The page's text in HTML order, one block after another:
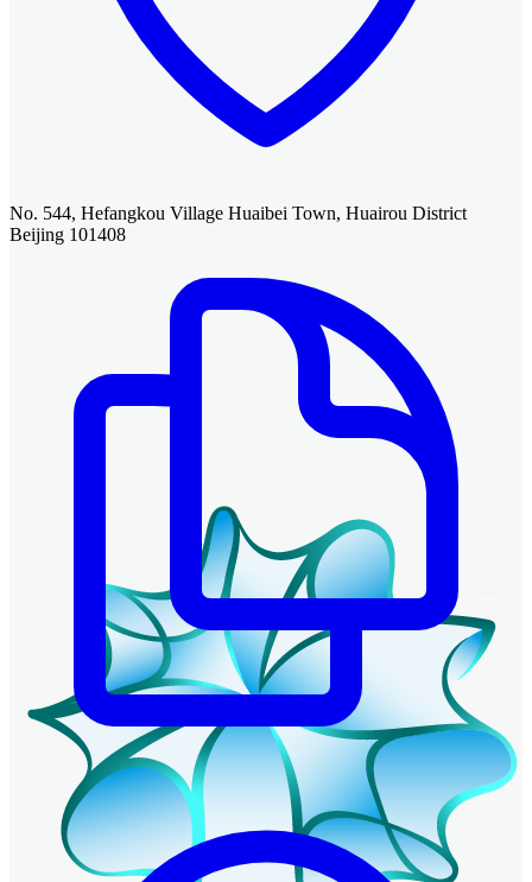
No. 544, Hefangkou Village Huaibei Town, Huairou District
Beijing 101408